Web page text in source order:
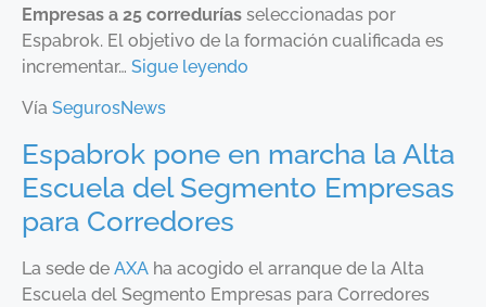
Empresas a 25 corredurías seleccionadas por
Espabrok. El objetivo de la formación cualificada es
incrementar… Sigue leyendo
Vía SegurosNews
Espabrok pone en marcha la Alta
Escuela del Segmento Empresas
para Corredores
La sede de AXA ha acogido el arranque de la Alta
Escuela del Segmento Empresas para Corredores